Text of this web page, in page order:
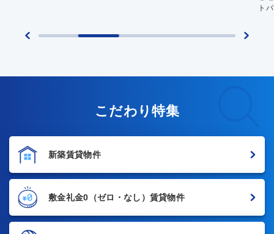
ト
こだわり特集
新築賃貸物件
敷金礼金0 （ゼロ・なし）賃貸物件